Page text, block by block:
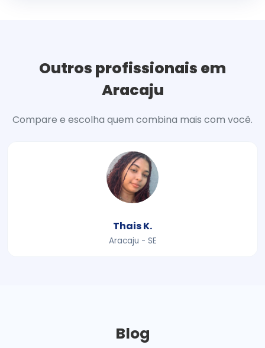
Outros profissionais em
Aracaju
Compare e escolha quem combina mais com você.
Thais K.
Aracaju - SE
Blog